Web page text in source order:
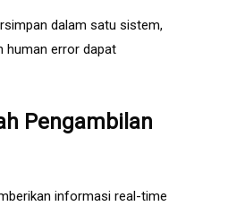
dalam satu sistem,
human error dapat
Pengambilan
informasi real-time